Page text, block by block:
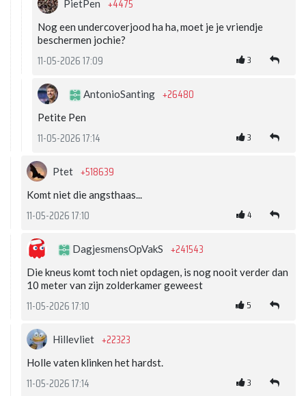
PietPen +4475
Nog een undercoverjood ha ha, moet je je vriendje
beschermen jochie?
11-05-2026 17:09 3
AntonioSanting +26480
Petite Pen
11-05-2026 17:14 3
Ptet +518639
Komt niet die angsthaas...
11-05-2026 17:10 4
DagjesmensOpVakS +241543
Die kneus komt toch niet opdagen, is nog nooit verder dan
10 meter van zijn zolderkamer geweest
11-05-2026 17:10 5
Hillevliet +22323
Holle vaten klinken het hardst.
11-05-2026 17:14 3